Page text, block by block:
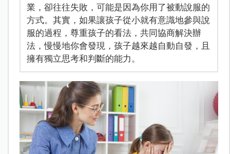
業，卻往往失敗，可能是因為你用了被動說服的
方式。其實，如果讓孩子從小就有意識地參與說
服的過程，尊重孩子的看法，共同協商解決辦
法，慢慢地你會發現，孩子越來越自動自發，且
擁有獨立思考和判斷的能力。